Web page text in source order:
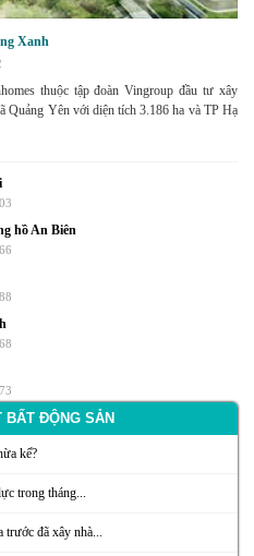
Xanh
thuộc tập đoàn Vingroup đầu tư xây
Quảng Yên với diện tích 3.186 ha và TP Hạ
hồ An Biên
BẤT ĐỘNG SẢN
kế?
trong tháng...
đã xây nhà...